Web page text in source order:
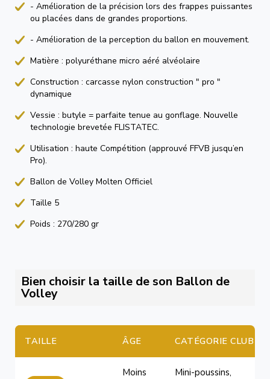
- Amélioration de la précision lors des frappes puissantes
ou placées dans de grandes proportions.
- Amélioration de la perception du ballon en mouvement.
Matière : polyuréthane micro aéré alvéolaire
Construction : carcasse nylon construction " pro "
dynamique
Vessie : butyle = parfaite tenue au gonflage. Nouvelle
technologie brevetée FLISTATEC.
Utilisation : haute Compétition (approuvé FFVB jusqu’en
Pro).
Ballon de Volley Molten Officiel
Taille 5
Poids : 270/280 gr
Bien choisir la taille de son Ballon de
Volley
TAILLE ÂGE CATÉGORIE CLUB
Moins
Mini-poussins,